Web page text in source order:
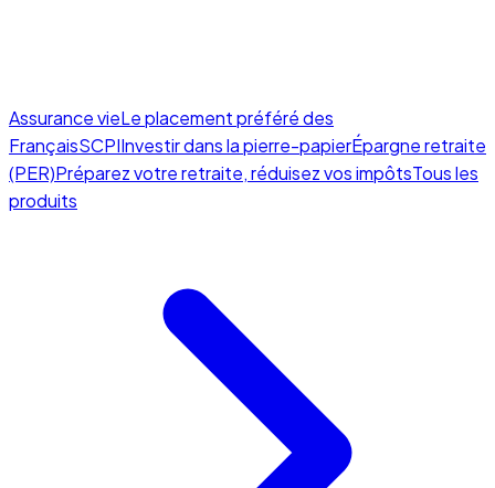
Assurance vieLe placement préféré des
FrançaisSCPIInvestir dans la pierre-papierÉpargne retraite
(PER)Préparez votre retraite, réduisez vos impôtsTous les
produits